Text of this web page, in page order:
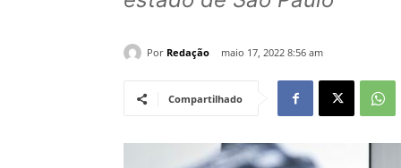
Por Redação maio 17, 2022 8:56 am
Compartilhado